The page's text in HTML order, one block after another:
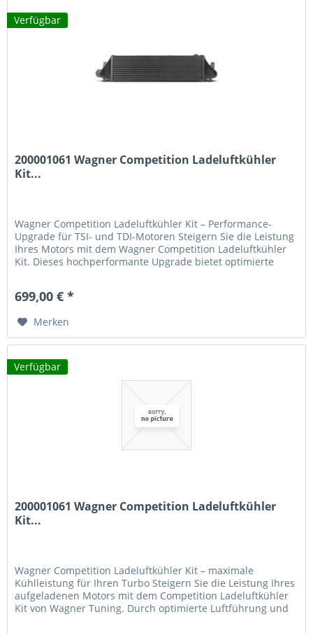
Verfügbar
200001061 Wagner Competition Ladeluftkühler
Kit...
Wagner Competition Ladeluftkühler Kit – Performance-
Upgrade für TSI- und TDI-Motoren Steigern Sie die Leistung
Ihres Motors mit dem Wagner Competition Ladeluftkühler
Kit. Dieses hochperformante Upgrade bietet optimierte
699,00 € *
Merken
Verfügbar
200001061 Wagner Competition Ladeluftkühler
Kit...
Wagner Competition Ladeluftkühler Kit – maximale
Kühlleistung für Ihren Turbo Steigern Sie die Leistung Ihres
aufgeladenen Motors mit dem Competition Ladeluftkühler
Kit von Wagner Tuning. Durch optimierte Luftführung und